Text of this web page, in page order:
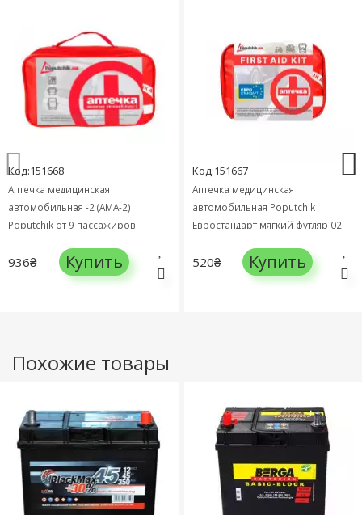
Код:151668
Аптечка медицинская
автомобильная -2 (АМА-2)
Poputchik от 9 пассажиров
936₴ Купить
Код:151667
Аптечка медицинская
автомобильная Poputchik
Евростандарт мягкий футляр 02-
520₴ Купить
Похожие товары